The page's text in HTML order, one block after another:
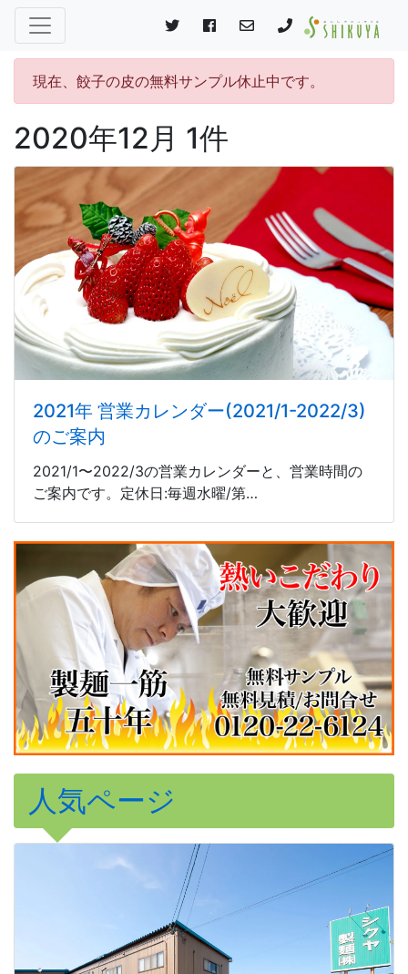
現在、餃子の皮の無料サンプル休止中です。
2020年12月 1件
2021年 営業カレンダー(2021/1-2022/3)
のご案内
2021/1〜2022/3の営業カレンダーと、営業時間の
ご案内です。定休日:毎週水曜/第…
人気ページ